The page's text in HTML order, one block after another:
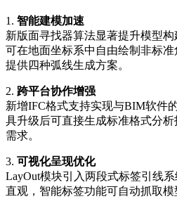
1. 智能建模加速
新版面寻找器算法显著提升模型
可在地面坐标系中自由绘制非标
提供四种弧线生成方案。
2. 跨平台协作增强
新增IFC格式支持实现与BIM软件
具升级后可直接生成标准格式分
需求。
3. 可视化呈现优化
LayOut模块引入两段式标签引线
直观，智能标签功能可自动抓取模